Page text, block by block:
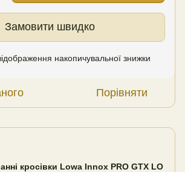
Замовити швидко
накопичувальної знижки
Порівняти
кросівки Lowa Innox PRO GTX LO